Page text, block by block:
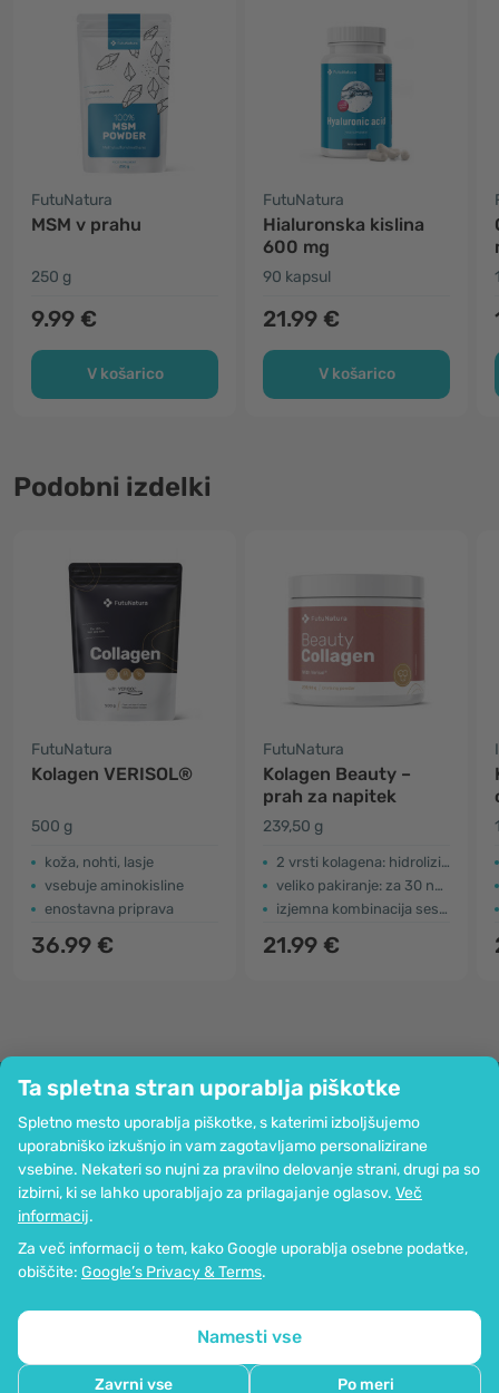
Ta spletna stran uporablja piškotke
Spletno mesto uporablja piškotke, s katerimi izboljšujemo
uporabniško izkušnjo in vam zagotavljamo personalizirane
vsebine. Nekateri so nujni za pravilno delovanje strani, drugi pa so
izbirni, ki se lahko uporabljajo za prilagajanje oglasov. Več
informacij.
Za več informacij o tem, kako Google uporablja osebne podatke,
obiščite: Google’s Privacy & Terms.
Namesti vse
Zavrni vse Po meri
FutuNatura
MSM v prahu
250 g
9.99 €
V košarico
FutuNatura
Hialuronska kislina
600 mg
90 kapsul
21.99 €
V košarico
Podobni izdelki
FutuNatura
Kolagen VERISOL®
500 g
koža, nohti, lasje
vsebuje aminokisline
enostavna priprava
36.99 €
FutuNatura
Kolagen Beauty –
prah za napitek
239,50 g
2 vrsti kolagena: hidrolizirani + Verisol®
veliko pakiranje: za 30 napitkov
izjemna kombinacija sestavin s sladilom steviol glikozidi
21.99 €
Podjetje
Informacije
Pridružite se nam
Pomoč in naročila
Možnost kartičnega plačevanja. Zagotovljena zaščita osebnih podatkov
preko SSL-kodiranja.
Zemljevid strani